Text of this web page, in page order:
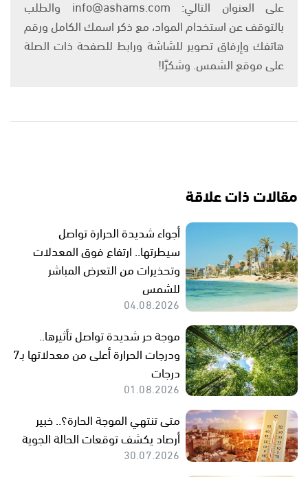
على العنوان التالي: info@ashams.com والطلب
بالتوقف عن استخدام المواد، مع ذكر اسمك الكامل ورقم
هاتفك وإرفاق تصوير للشاشة ورابط للصفحة ذات الصلة
على موقع الشمس. وشكرًا!
مقالات ذات علاقة
أجواء شديدة الحرارة تواصل
سيطرتها.. ارتفاع فوق المعدلات
وتحذيرات من التعرض المباشر
للشمس
04.08.2026
موجة حر شديدة تواصل تأثيرها..
ودرجات الحرارة أعلى من معدلاتها بـ7
درجات
01.08.2026
متى تنتهي الموجة الحارة؟.. خبير
أرصاد يكشف توقعات الحالة الجوية
30.07.2026